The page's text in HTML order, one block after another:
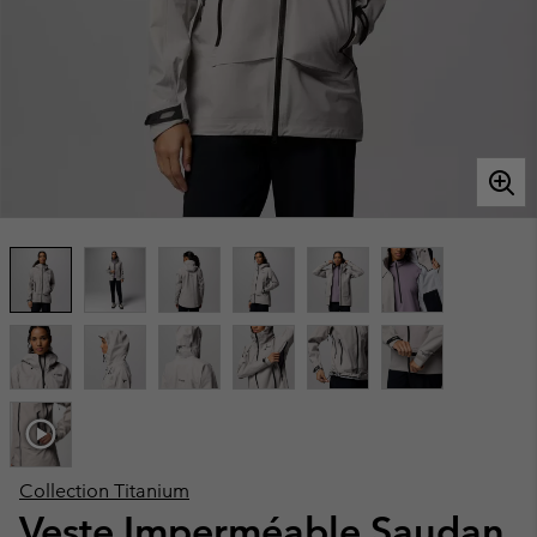
Collection Titanium